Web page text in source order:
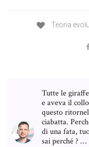
Teoria
Tutte le
e aveva il
questo
ciabatta.
di una fata,
sai perché ? …